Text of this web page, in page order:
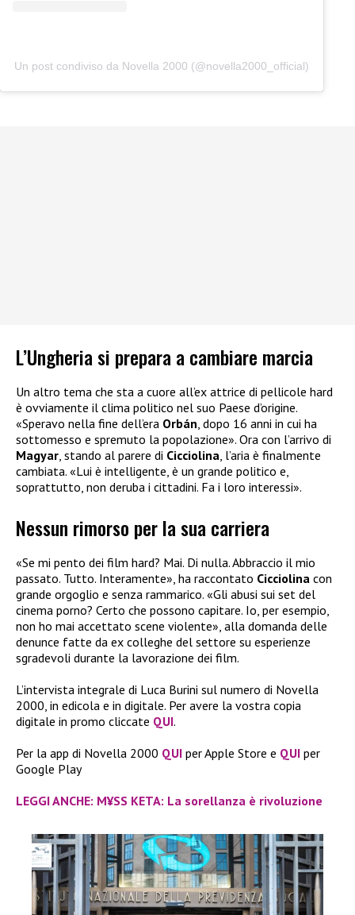
Un post condiviso da Novella 2000 (@novella2000_official)
L’Ungheria si prepara a cambiare marcia
Un altro tema che sta a cuore all’ex attrice di pellicole hard
è ovviamente il clima politico nel suo Paese d’origine.
«Speravo nella fine dell’era Orbán, dopo 16 anni in cui ha
sottomesso e spremuto la popolazione». Ora con l’arrivo di
Magyar, stando al parere di Cicciolina, l’aria è finalmente
cambiata. «Lui è intelligente, è un grande politico e,
soprattutto, non deruba i cittadini. Fa i loro interessi».
Nessun rimorso per la sua carriera
«Se mi pento dei film hard? Mai. Di nulla. Abbraccio il mio
passato. Tutto. Interamente», ha raccontato Cicciolina con
grande orgoglio e senza rammarico. «Gli abusi sui set del
cinema porno? Certo che possono capitare. Io, per esempio,
non ho mai accettato scene violente», alla domanda delle
denunce fatte da ex colleghe del settore su esperienze
sgradevoli durante la lavorazione dei film.
L’intervista integrale di Luca Burini sul numero di Novella
2000, in edicola e in digitale. Per avere la vostra copia
digitale in promo cliccate QUI.
Per la app di Novella 2000 QUI per Apple Store e QUI per
Google Play
LEGGI ANCHE: M¥SS KETA: La sorellanza è rivoluzione